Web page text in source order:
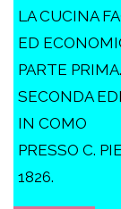
LA CUCINA
ED
PARTE PRIMA.
SECONDA
IN COMO
PRESSO C.
1826.